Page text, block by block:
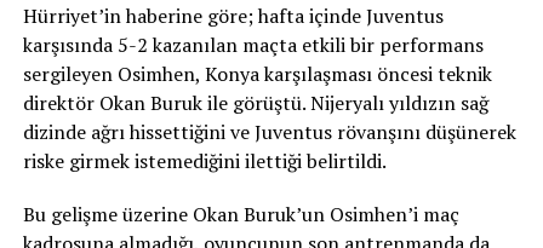
Hürriyet’in haberine göre; hafta içinde Juventus
karşısında 5-2 kazanılan maçta etkili bir performans
sergileyen Osimhen, Konya karşılaşması öncesi teknik
direktör Okan Buruk ile görüştü. Nijeryalı yıldızın sağ
dizinde ağrı hissettiğini ve Juventus rövanşını düşünerek
riske girmek istemediğini ilettiği belirtildi.
Bu gelişme üzerine Okan Buruk’un Osimhen’i maç